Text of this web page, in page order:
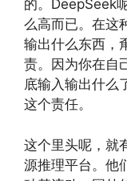
的。DeepSeek
么高而已。在这
输出什么东西，
责。因为你在自
底输入输出什么
这个责任。
这个里头呢，就
源推理平台。他